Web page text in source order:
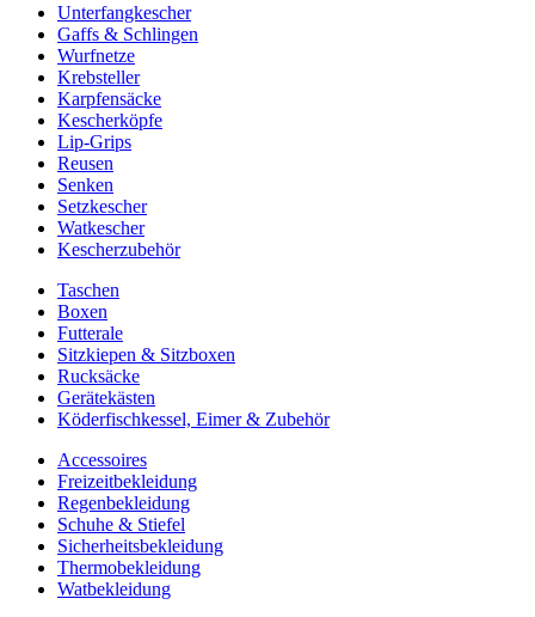
Unterfangkescher
Gaffs & Schlingen
Wurfnetze
Krebsteller
Karpfensäcke
Kescherköpfe
Lip-Grips
Reusen
Senken
Setzkescher
Watkescher
Kescherzubehör
Taschen
Boxen
Futterale
Sitzkiepen & Sitzboxen
Rucksäcke
Gerätekästen
Köderfischkessel, Eimer & Zubehör
Accessoires
Freizeitbekleidung
Regenbekleidung
Schuhe & Stiefel
Sicherheitsbekleidung
Thermobekleidung
Watbekleidung